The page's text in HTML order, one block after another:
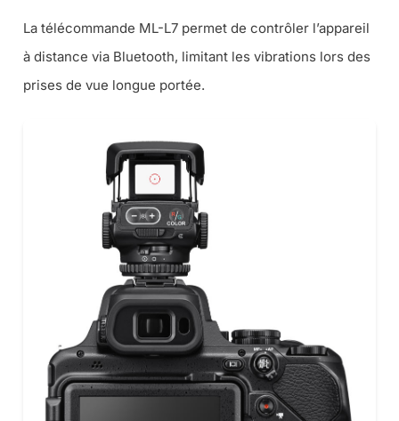
La télécommande ML-L7 permet de contrôler l’appareil
à distance via Bluetooth, limitant les vibrations lors des
prises de vue longue portée.